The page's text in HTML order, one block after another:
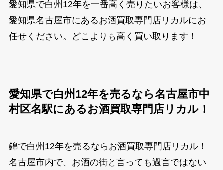
愛知県で白州12年を一番高く売りたいお客様は、
愛知県名古屋市にあるお酒買取専門店リカルにお
任せください。どこよりも高く買い取ります！
愛知県で白州12年を売るなら名古屋市中
村区名駅にあるお酒買取専門店リカル！
錦で白州12年を売るならお酒買取専門店リカル！
名古屋市内で、お酒の街と言っても過言ではない